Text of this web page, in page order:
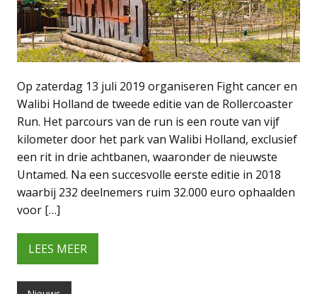
Op zaterdag 13 juli 2019 organiseren Fight cancer en
Walibi Holland de tweede editie van de Rollercoaster
Run. Het parcours van de run is een route van vijf
kilometer door het park van Walibi Holland, exclusief
een rit in drie achtbanen, waaronder de nieuwste
Untamed. Na een succesvolle eerste editie in 2018
waarbij 232 deelnemers ruim 32.000 euro ophaalden
voor […]
LEES MEER